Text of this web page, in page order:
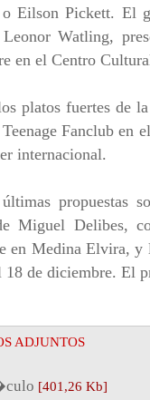
o Eilson Pickett. El
Leonor Watling,
en el Centro
platos fuertes de
Teenage Fanclub en
internacional.
propuestas
Miguel Delibes,
en Medina Elvira, y
de diciembre. El
ADJUNTOS
[401,26 Kb]